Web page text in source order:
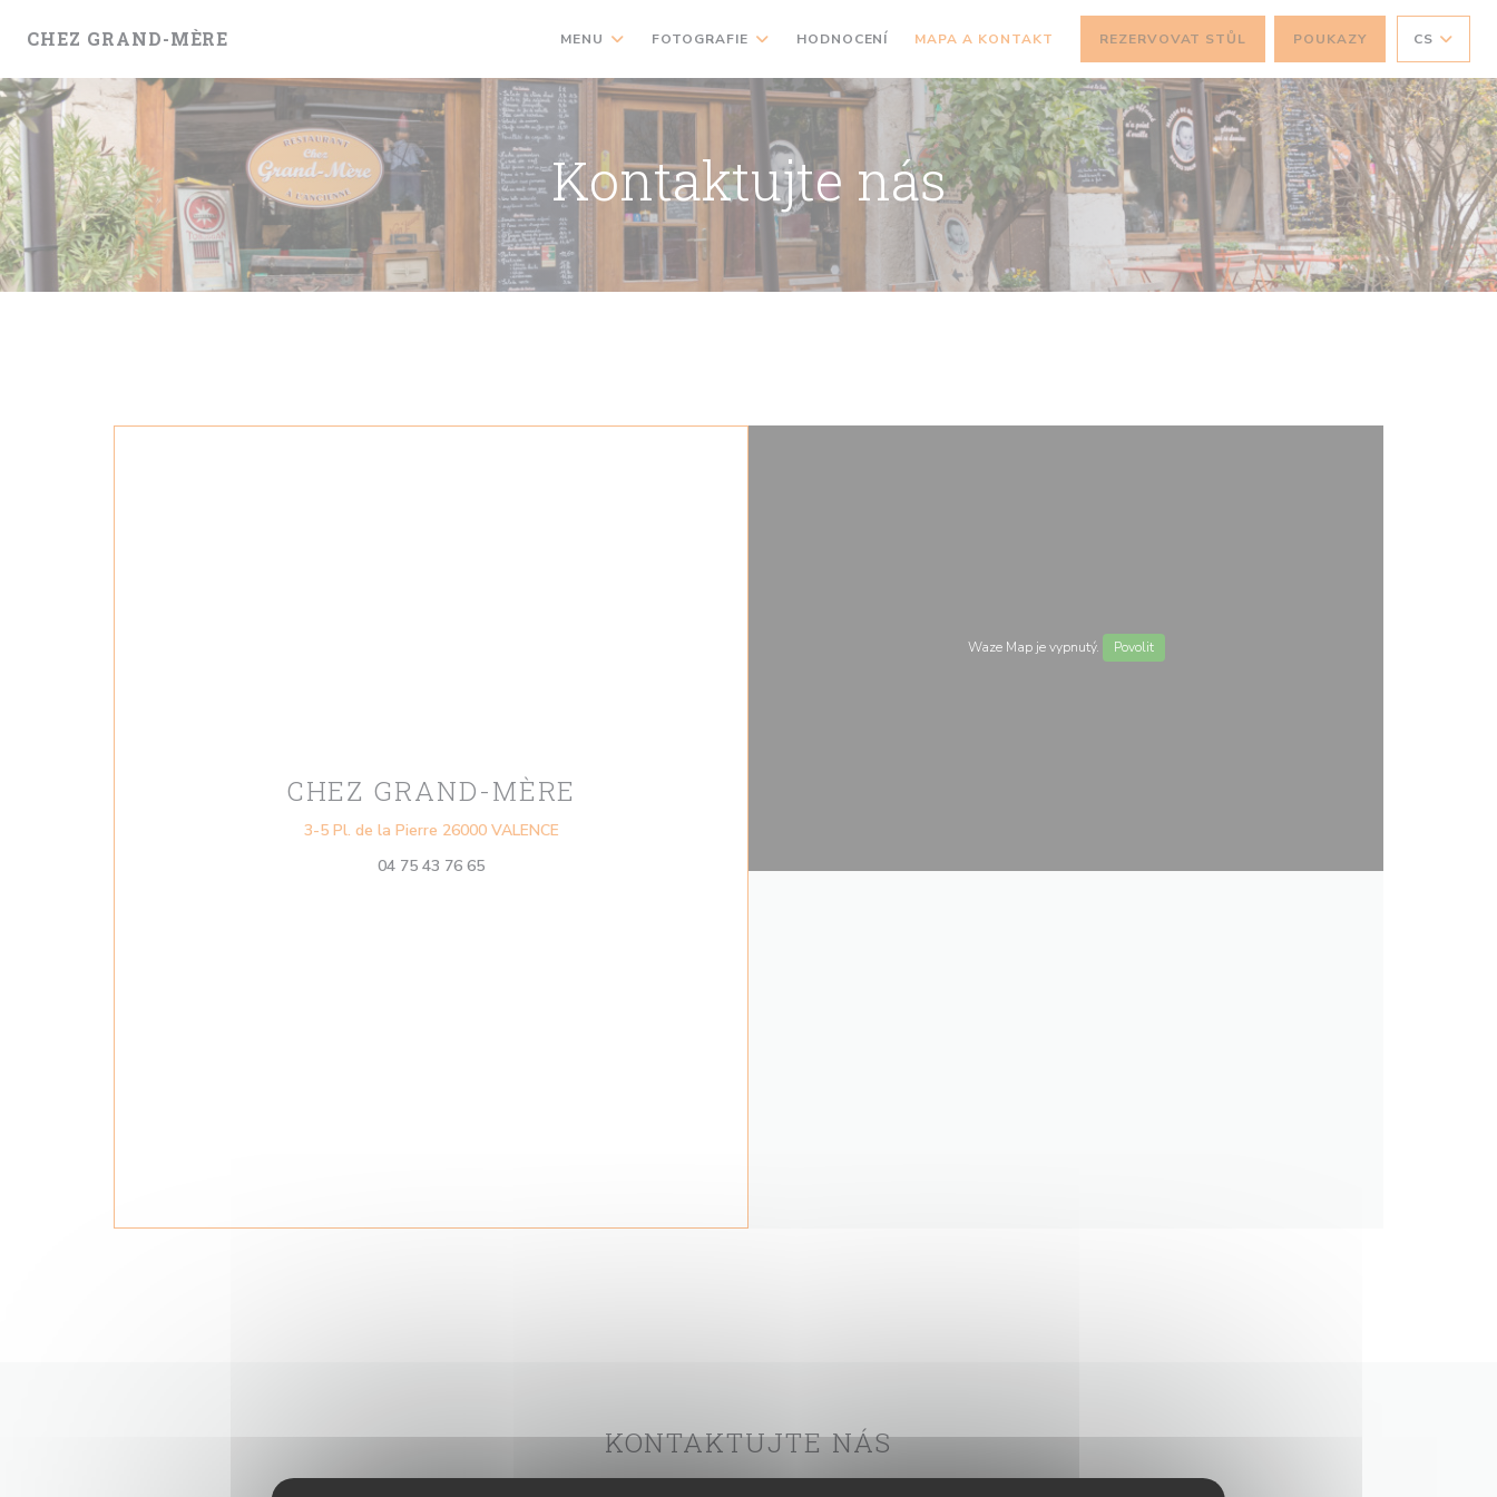
CHEZ GRAND-MÈRE MENU FOTOGRAFIE HODNOCENÍ MAPA A KONTAKT REZERVOVAT STŮL POUKAZY CS
Kontaktujte nás
CHEZ GRAND-MÈRE
3-5 Pl. de la Pierre 26000 VALENCE((otevře se v novém okně))
04 75 43 76 65
Waze Map je vypnutý. Povolit
KONTAKTUJTE NÁS